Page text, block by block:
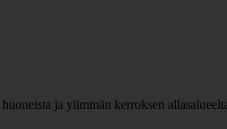
ja ylimmän kerroksen